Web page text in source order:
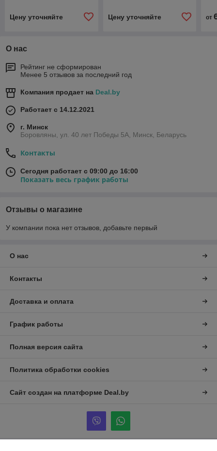
Цену уточняйте Цену уточняйте от
О нас
Рейтинг не сформирован
Менее 5 отзывов за последний год
Компания продает на Deal.by
Работает с 14.12.2021
г. Минск
Боровляны, ул. 40 лет Победы 5A, Минск, Беларусь
Контакты
Сегодня работает с 09:00 до 16:00
Показать весь график работы
Отзывы о магазине
У компании пока нет отзывов, добавьте первый
О нас
Контакты
Доставка и оплата
График работы
Полная версия сайта
Политика обработки cookies
Сайт создан на платформе Deal.by